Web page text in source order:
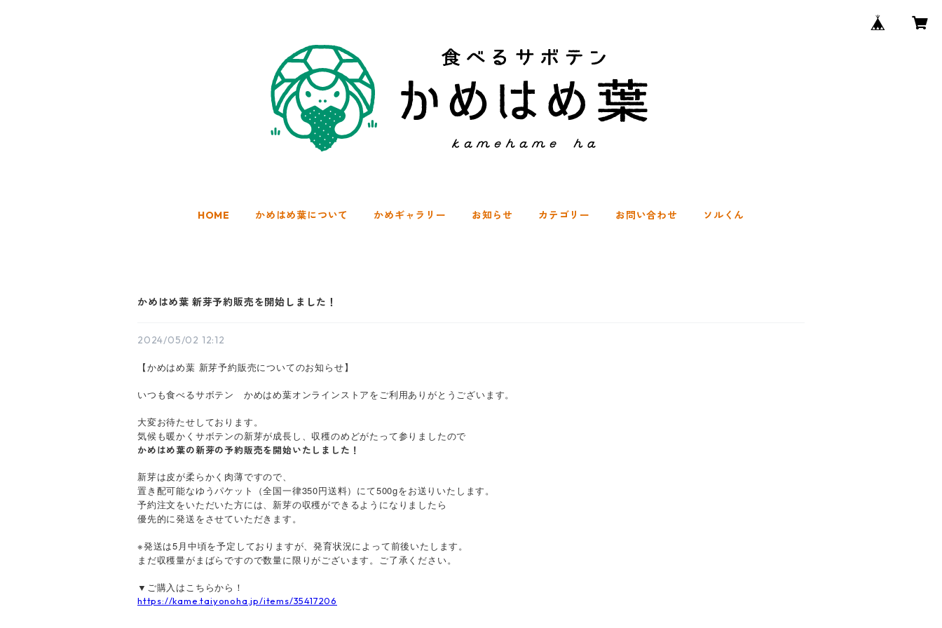
HOME かめはめ葉について かめギャラリー お知らせ カテゴリー お問い合わせ ソルくん
かめはめ葉 新芽予約販売を開始しました！
2024/05/02 12:12
【かめはめ葉 新芽予約販売についてのお知らせ】
いつも食べるサボテン かめはめ葉オンラインストアをご利用ありがとうございます。
大変お待たせしております。
気候も暖かくサボテンの新芽が成長し、収穫のめどがたって参りましたので
かめはめ葉の新芽の予約販売を開始いたしました！
新芽は皮が柔らかく肉薄ですので、
置き配可能なゆうパケット（全国一律350円送料）にて500gをお送りいたします。
予約注文をいただいた方には、新芽の収穫ができるようになりましたら
優先的に発送をさせていただきます。
※発送は5月中頃を予定しておりますが、発育状況によって前後いたします。
まだ収穫量がまばらですので数量に限りがございます。ご了承ください。
▼ご購入はこちらから！
https://kame.taiyonoha.jp/items/35417206